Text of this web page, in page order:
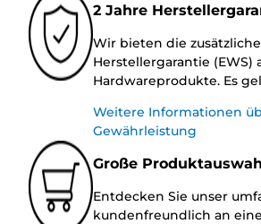
2 Jahre
Wir bieten die
Herstellergarantie (EWS)
Hardwareprodukte. Es
Weitere Informationen
Gewährleistung
Große
Entdecken Sie unser
kundenfreundlich an